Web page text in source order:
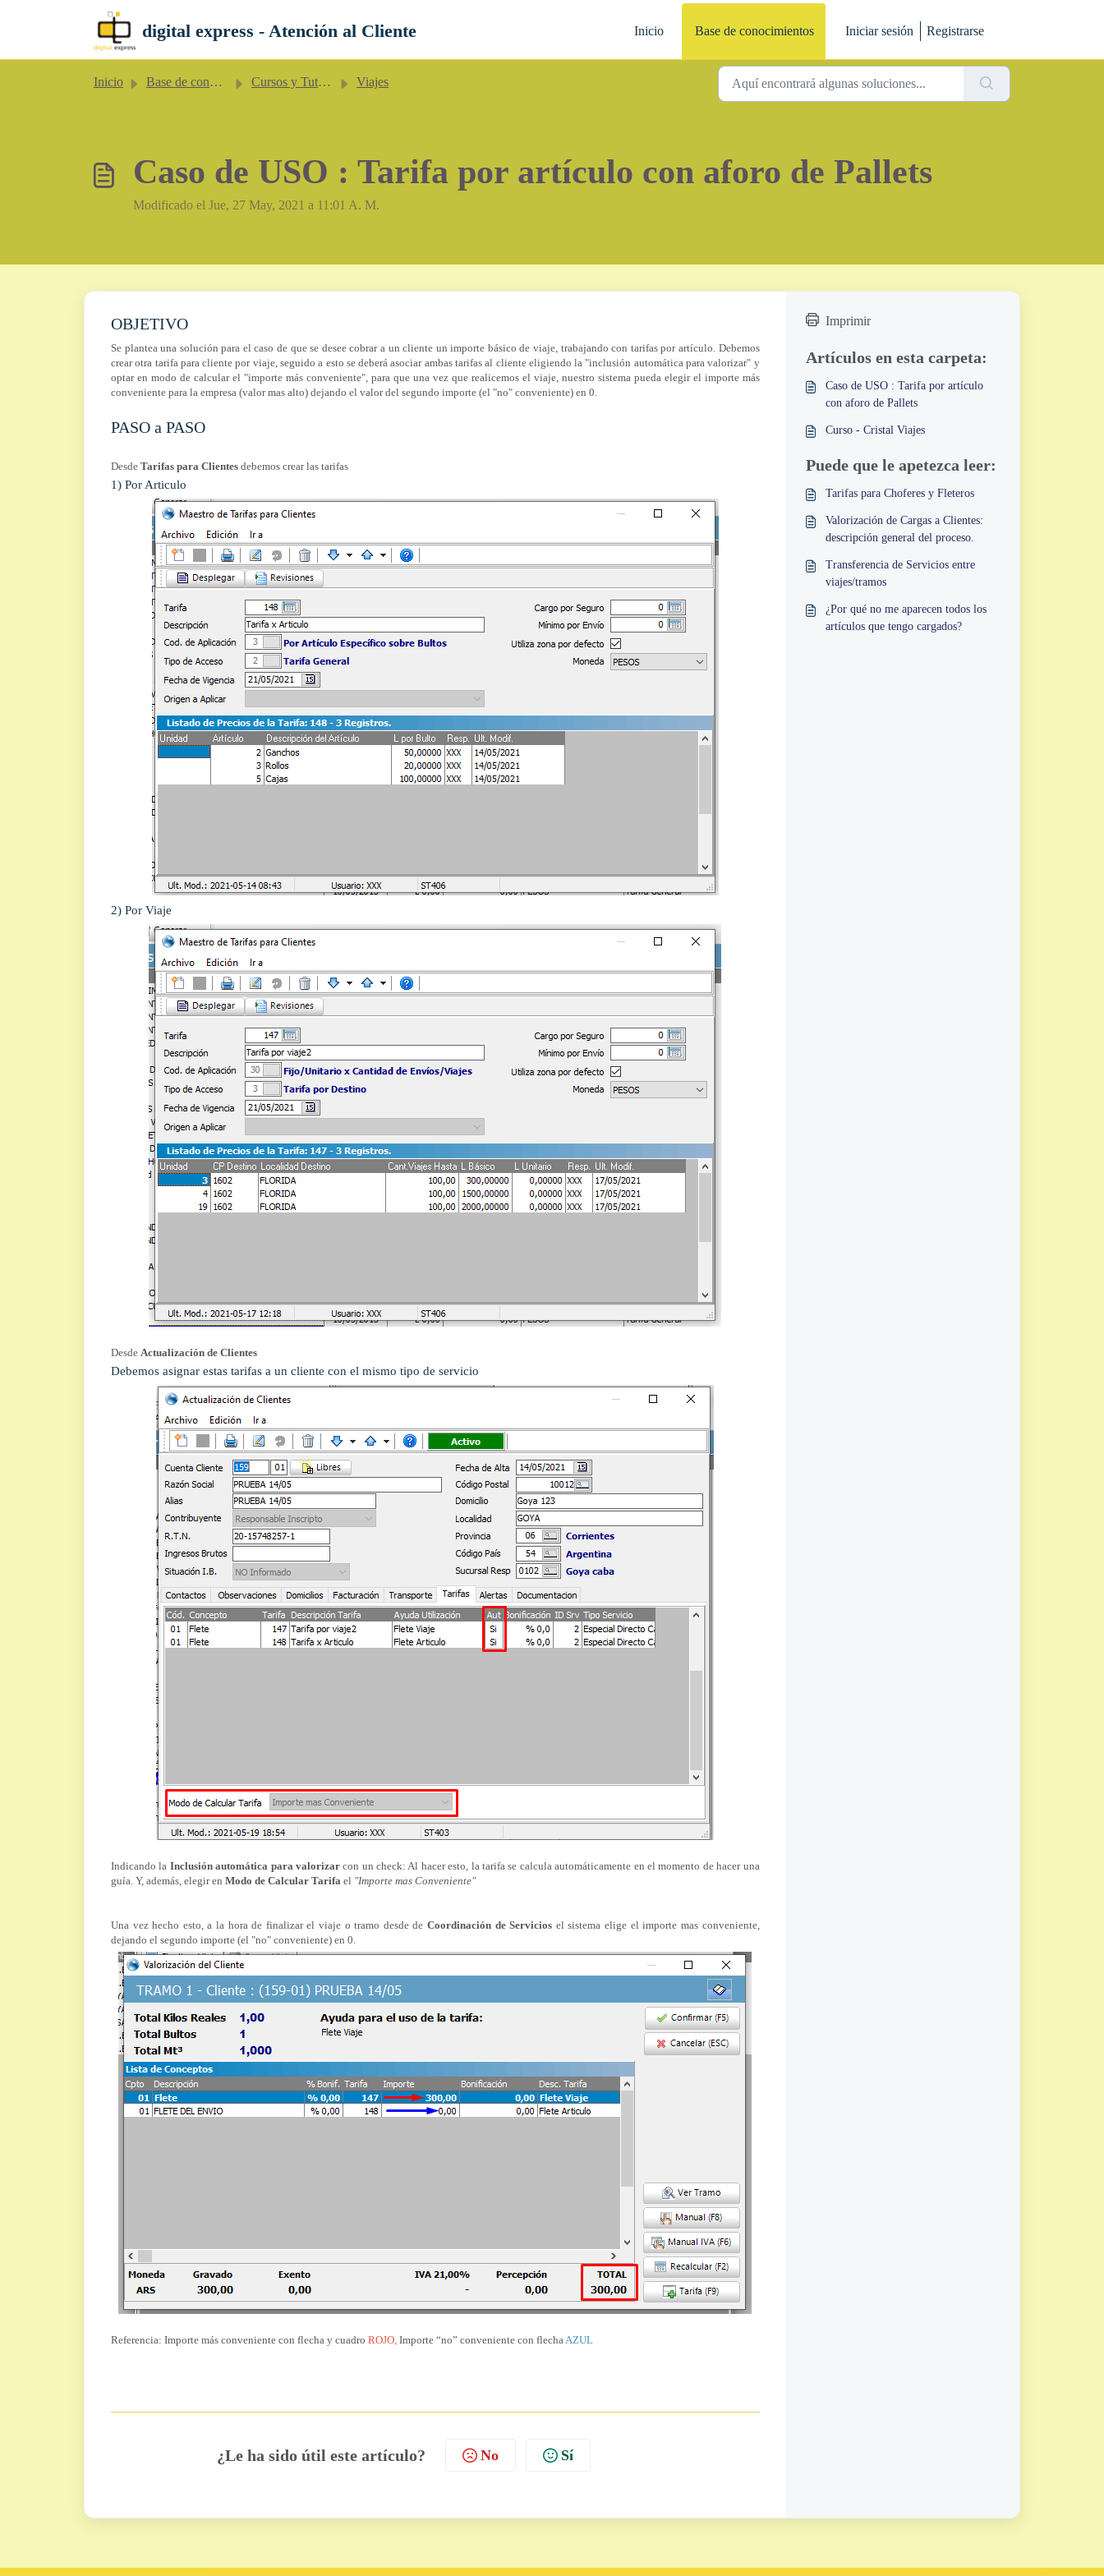
digital express - Atención al Cliente Inicio Base de conocimientos Iniciar sesión Registrarse
Inicio Base de conocimientos Cursos y Tutoriales Viajes
Caso de USO : Tarifa por artículo con aforo de Pallets
Modificado el Jue, 27 May, 2021 a 11:01 A. M.
OBJETIVO
Se plantea una solución para el caso de que se desee cobrar a un cliente un importe básico de viaje, trabajando con tarifas por artículo. Debemos
crear otra tarifa para cliente por viaje, seguido a esto se deberá asociar ambas tarifas al cliente eligiendo la "inclusión automática para valorizar" y
optar en modo de calcular el "importe más conveniente", para que una vez que realicemos el viaje, nuestro sistema pueda elegir el importe más
conveniente para la empresa (valor mas alto) dejando el valor del segundo importe (el "no" conveniente) en 0.
PASO a PASO
Desde Tarifas para Clientes debemos crear las tarifas
1) Por Articulo
2) Por Viaje
Desde Actualización de Clientes
Debemos asignar estas tarifas a un cliente con el mismo tipo de servicio
Indicando la Inclusión automática para valorizarcon un check: Al hacer esto, la tarifa se calcula automáticamente en el momento de hacer una
guía. Y, además, elegir en Modo de Calcular Tarifa el "Importe mas Conveniente"
Una vez hecho esto, a la hora de finalizar el viaje o tramo desde deCoordinación de Servicios el sistema elige el importe mas conveniente,
dejando el segundo importe (el "no" conveniente) en 0.
Referencia: Importe más conveniente con flecha y cuadro ROJO, Importe “no” conveniente con flechaAZUL
¿Le ha sido útil este artículo? No Sí
Imprimir
Artículos en esta carpeta:
Caso de USO : Tarifa por artículo
con aforo de Pallets
Curso - Cristal Viajes
Puede que le apetezca leer:
Tarifas para Choferes y Fleteros
Valorización de Cargas a Clientes:
descripción general del proceso.
Transferencia de Servicios entre
viajes/tramos
¿Por qué no me aparecen todos los
artículos que tengo cargados?